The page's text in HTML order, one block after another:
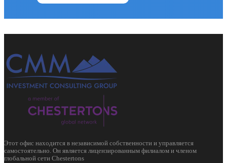
Этот офис находится в независимой собственности и управляется
самостоятельно. Он является лицензированным филиалом и членом
глобальной сети Chestertons